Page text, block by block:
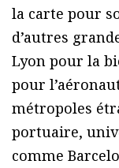
la carte pour
d’autres
Lyon pour la
pour
métropoles
portuaire,
comme